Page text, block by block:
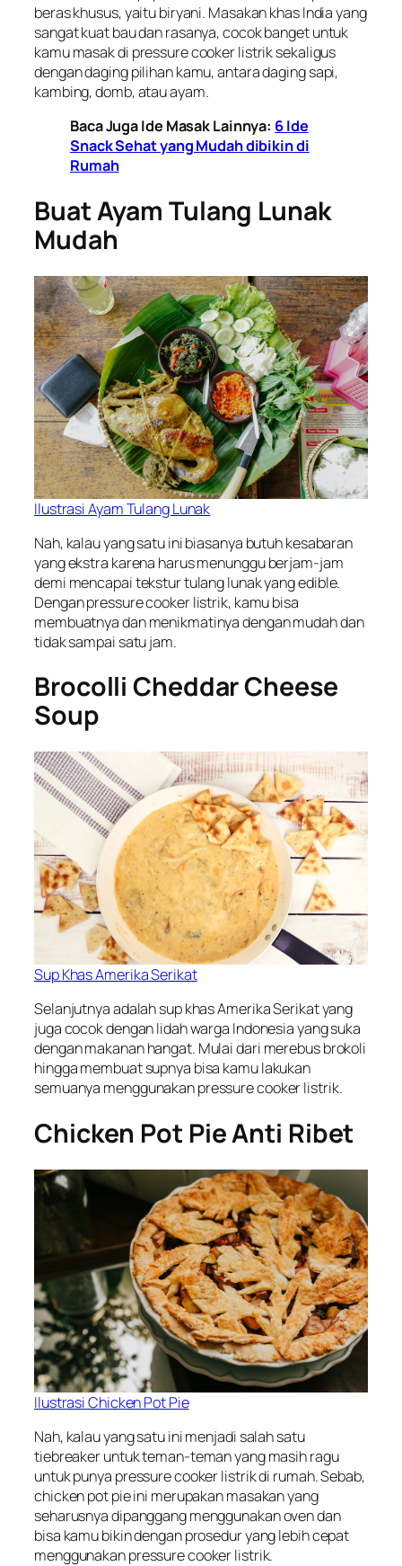
beras khusus, yaitu biryani. Masakan khas India yang
sangat kuat bau dan rasanya, cocok banget untuk
kamu masak di pressure cooker listrik sekaligus
dengan daging pilihan kamu, antara daging sapi,
kambing, domb, atau ayam.
Baca Juga Ide Masak Lainnya: 6 Ide
Snack Sehat yang Mudah dibikin di
Rumah
Buat Ayam Tulang Lunak
Mudah
Ilustrasi Ayam Tulang Lunak
Nah, kalau yang satu ini biasanya butuh kesabaran
yang ekstra karena harus menunggu berjam-jam
demi mencapai tekstur tulang lunak yangedible.
Dengan pressure cooker listrik, kamu bisa
membuatnya dan menikmatinya dengan mudah dan
tidak sampai satu jam.
Brocolli Cheddar Cheese
Soup
Sup Khas Amerika Serikat
Selanjutnya adalah sup khas Amerika Serikat yang
juga cocok dengan lidah warga Indonesia yang suka
dengan makanan hangat. Mulai dari merebus brokoli
hingga membuat supnya bisa kamu lakukan
semuanya menggunakan pressure cooker listrik.
Chicken Pot Pie Anti Ribet
Ilustrasi Chicken Pot Pie
Nah, kalau yang satu ini menjadi salah satu
tiebreakeruntuk teman-teman yang masih ragu
untuk punya pressure cooker listrik di rumah. Sebab,
chicken pot pie ini merupakan masakan yang
seharusnya dipanggang menggunakan oven dan
bisa kamu bikin dengan prosedur yang lebih cepat
menggunakan pressure cooker listrik.